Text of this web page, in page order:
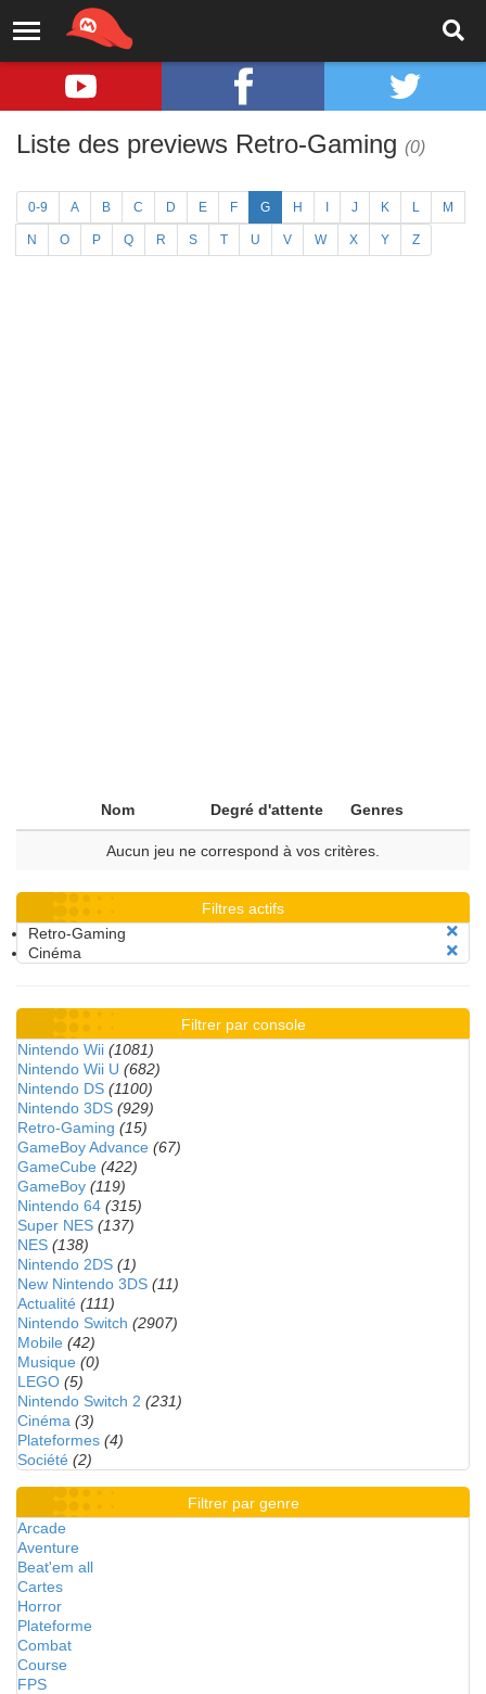
Liste des previews Retro-Gaming (0)
0-9 A B C D E F G H J K L M
N O P Q R S T U V W X Y Z
Nom Degré d'attente Genres
Aucun jeu ne correspond à vos critères.
Filtres actifs
Retro-Gaming
Cinéma
Filtrer par console
Nintendo Wii (1081)
Nintendo Wii U (682)
Nintendo DS (1100)
Nintendo 3DS (929)
Retro-Gaming (15)
GameBoy Advance (67)
GameCube (422)
GameBoy (119)
Nintendo 64 (315)
Super NES (137)
NES (138)
Nintendo 2DS (1)
New Nintendo 3DS (11)
Actualité (111)
Nintendo Switch (2907)
Mobile (42)
Musique (0)
LEGO (5)
Nintendo Switch 2 (231)
Cinéma (3)
Plateformes (4)
Société (2)
Filtrer par genre
Arcade
Aventure
Beat'em all
Cartes
Horror
Plateforme
Combat
Course
FPS